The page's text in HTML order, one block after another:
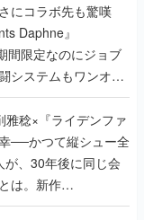
にコラボ先も驚嘆
Daphne』
間限定なのにジョブ
システムもワンオフ
両ディレクターに聞
雅稔×『ライデンファ
──かつて縦シュー全
、30年後に同じ会
は。新作
』で初タッグを組